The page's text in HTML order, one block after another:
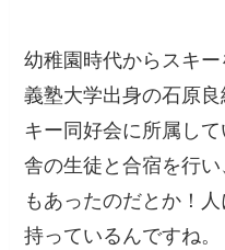
幼稚園時代からスキ
義塾大学出身の石原
キー同好会に所属し
舎の生徒と合宿を行
もあったのだとか！
持っているんですね。